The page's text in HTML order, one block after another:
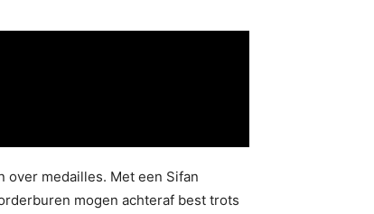
over medailles. Met een Sifan
mogen achteraf best trots